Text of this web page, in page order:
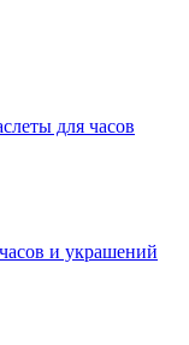
для часов
и украшений